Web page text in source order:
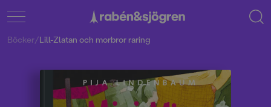
Böcker/Lill-Zlatan och morbror raring